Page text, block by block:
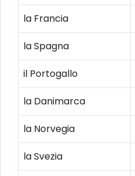
la Francia
la Spagna
il Portogallo
la Danimarca
la Norvegia
la Svezia